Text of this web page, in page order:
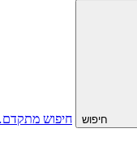
חיפוש חיפוש